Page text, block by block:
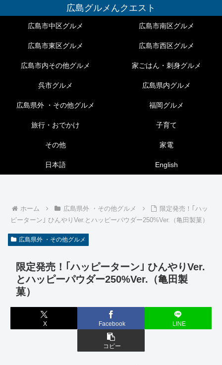
広島グルメんクエスト
広島市中区グルメ 広島市南区グルメ
広島市東区グルメ 広島市西区グルメ
広島市内その他グルメ 家ごはん・刺身グルメ
呉市グルメ 広島県内グルメ
広島県外 ・その他グルメ 福岡グルメ
旅行・おでかけ 子育て
その他 家電
日本語 English
ホーム 広島県外 ・その他グルメ
限定発売！｢ハッ
ピーターン｣ ひんやりVer.とハッピーパウダー250%Ver.（亀田製菓）
広島県外 ・その他グルメ
限定発売！｢ハッピーターン｣ ひんやりVer.
とハッピーパウダー250%Ver.（亀田製
菓）
X Facebook LINE
コピー